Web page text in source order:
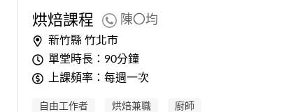
烘焙課程 陳〇均
新竹縣 竹北市
單堂時長：90分鐘
上課頻率：每週一次
自由工作者 烘焙兼職 廚師